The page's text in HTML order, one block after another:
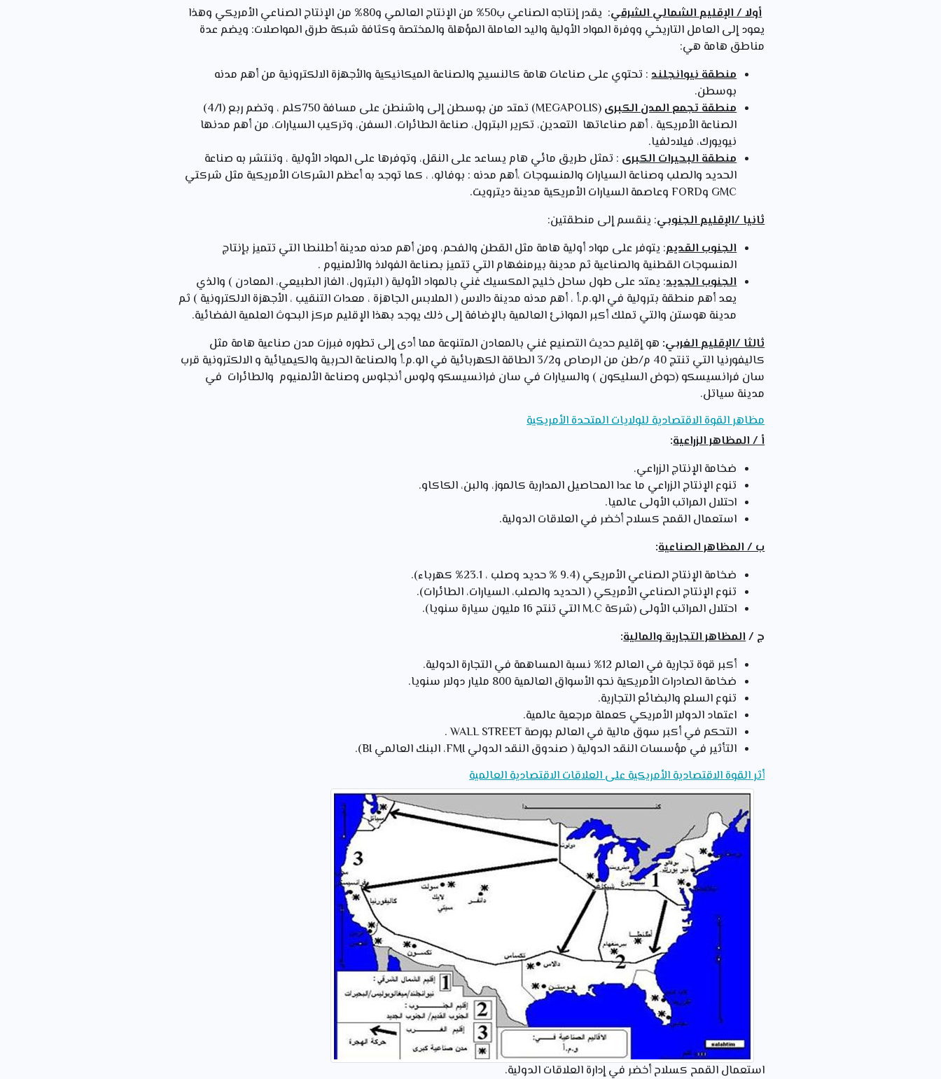
أولا / الإقليم الشمالي الشرقي
: يقدر إنتاجه الصناعي ب50% من الإنتاج العالمي و80% من الإنتاج الصناعي الأمريكي وهذا
يعود إلى العامل التاريخي ووفرة المواد الأولية واليد العاملة المؤهلة والمختصة وكثافة شبكة طرق المواصلات: ويضم عدة
مناطق هامة هي:
منطقة نيوانجلند: تحتوي على صناعات هامة كالنسيج والصناعة الميكانيكية والأجهزة الالكترونية من أهم مدنه
بوسطن.
منطقة تجمع المدن الكبرى
(MEGAPOLIS) تمتد من بوسطن إلى واشنطن على مسافة 750كلم ، وتضم ربع (4/1)
الصناعة الأمريكية ، أهم صناعاتها التعدين، تكرير البترول، صناعة الطائرات، السفن، وتركيب السيارات، من أهم مدنها
نيويورك، فيلادلفيا.
منطقة البحيرات الكبرى : تمثل طريق مائي هام يساعد على النقل، وتوفرها على المواد الأولية ، وتنتشر به صناعة
الحديد والصلب وصناعة السيارات والمنسوجات ،أهم مدنه : بوفالو، ، كما توجد به أعظم الشركات الأمريكية مثل شركتي
GMC وFORD وعاصمة السيارات الأمريكية مدينة ديترويت.
ثانيا /الإقليم الجنوبي: ينقسم إلى منطقتين:
الجنوب القديم: يتوفر على مواد أولية هامة مثل القطن والفحم، ومن أهم مدنه مدينة أطلنطا التي تتميز بإنتاج
المنسوجات القطنية والصناعية ثم مدينة بيرمنغهام التي تتميز بصناعة الفولاذ والألمنيوم .
الجنوب الجديد: يمتد على طول ساحل خليج المكسيك غني بالمواد الأولية ( البترول، الغاز الطبيعي، المعادن ) والذي
يعد أهم منطقة بترولية في الو.م.أ ، أهم مدنه مدينة دالاس ( الملابس الجاهزة ، معدات التنقيب ، الأجهزة الالكترونية ) ثم
مدينة هوستن والتي تملك أكبر الموانئ العالمية بالإضافة إلى ذلك يوجد بهذا الإقليم مركز البحوث العلمية الفضائية.
ثالثا /الإقليم الغربي: هو إقليم حديث التصنيع غني بالمعادن المتنوعة مما أدى إلى تطوره فبرزت مدن صناعية هامة مثل
كاليفورنيا التي تنتج 40 م/طن من الرصاص و3/2 الطاقة الكهربائية في الو.م.أ والصناعة الحربية والكيميائية و الالكترونية قرب
سان فرانسيسكو (حوض السليكون ) والسيارات في سان فرانسيسكو ولوس أنجلوس وصناعة الألمنيوم والطائرات في
مدينة سياتل.
مظاهر القوة الاقتصادية للولايات المتحدة الأمريكية
أ / المظاهر الزراعية:
ضخامة الإنتاج الزراعي.
تنوع الإنتاج الزراعي ما عدا المحاصيل المدارية كالموز، والبن، الكاكاو.
احتلال المراتب الأولى عالميا.
استعمال القمح كسلاح أخضر في العلاقات الدولية.
ب / المظاهر الصناعية:
ضخامة الإنتاج الصناعي الأمريكي (9.4 % حديد وصلب ، 23.1% كهرباء).
تنوع الإنتاج الصناعي الأمريكي ( الحديد والصلب، السيارات، الطائرات).
احتلال المراتب الأولى (شركة M.C التي تنتج 16 مليون سيارة سنويا).
ج /المظاهر التجارية والمالية:
أكبر قوة تجارية في العالم 12% نسبة المساهمة في التجارة الدولية.
ضخامة الصادرات الأمريكية نحو الأسواق العالمية 800 مليار دولار سنويا.
تنوع السلع والبضائع التجارية.
اعتماد الدولار الأمريكي كعملة مرجعية عالمية.
التحكم في أكبر سوق مالية في العالم بورصة WALL STREET .
التأثير في مؤسسات النقد الدولية ( صندوق النقد الدولي FMI، البنك العالمي BI).
أثر القوة الاقتصادية الأمريكية على العلاقات الاقتصادية العالمية
استعمال القمح كسلاح أخضر في إدارة العلاقات الدولية.